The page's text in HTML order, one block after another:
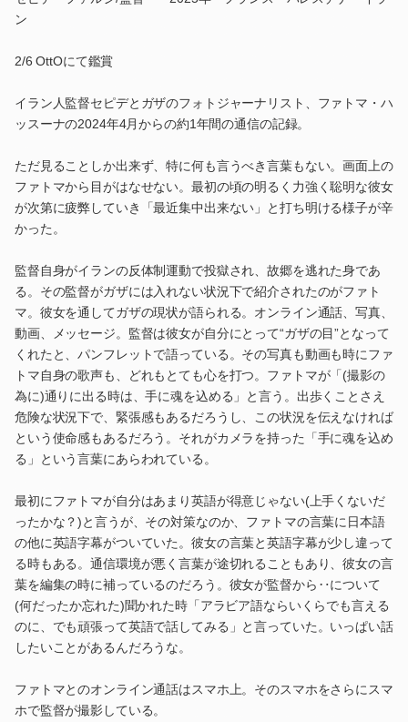
ン
2/6 OttOにて鑑賞
イラン人監督セピデとガザのフォトジャーナリスト、ファトマ・ハ
ッスーナの2024年4月からの約1年間の通信の記録。
ただ見ることしか出来ず、特に何も言うべき言葉もない。画面上の
ファトマから目がはなせない。最初の頃の明るく力強く聡明な彼女
が次第に疲弊していき「最近集中出来ない」と打ち明ける様子が辛
かった。
監督自身がイランの反体制運動で投獄され、故郷を逃れた身であ
る。その監督がガザには入れない状況下で紹介されたのがファト
マ。彼女を通してガザの現状が語られる。オンライン通話、写真、
動画、メッセージ。監督は彼女が自分にとって“ガザの目”となって
くれたと、パンフレットで語っている。その写真も動画も時にファ
トマ自身の歌声も、どれもとても心を打つ。ファトマが「(撮影の
為に)通りに出る時は、手に魂を込める」と言う。出歩くことさえ
危険な状況下で、緊張感もあるだろうし、この状況を伝えなければ
という使命感もあるだろう。それがカメラを持った「手に魂を込め
る」という言葉にあらわれている。
最初にファトマが自分はあまり英語が得意じゃない(上手くないだ
ったかな？)と言うが、その対策なのか、ファトマの言葉に日本語
の他に英語字幕がついていた。彼女の言葉と英語字幕が少し違って
る時もある。通信環境が悪く言葉が途切れることもあり、彼女の言
葉を編集の時に補っているのだろう。彼女が監督から‥について
(何だったか忘れた)聞かれた時「アラビア語ならいくらでも言える
のに、でも頑張って英語で話してみる」と言っていた。いっぱい話
したいことがあるんだろうな。
ファトマとのオンライン通話はスマホ上。そのスマホをさらにスマ
ホで監督が撮影している。